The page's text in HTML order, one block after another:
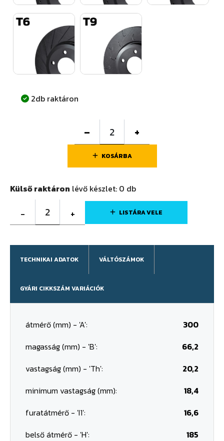
2db raktáron
– +
KOSÁRBA
Külső raktáron lévő készlet: 0 db
- 2 + LISTÁRA VELE
TECHNIKAI ADATOK VÁLTÓSZÁMOK
GYÁRI CIKKSZÁM VARIÁCIÓK
átmérő (mm) - 'A':
300
magasság (mm) - 'B':
66,2
vastagság (mm) - 'Th':
20,2
minimum vastagság (mm):
18,4
furatátmérő - 'I1':
16,6
belső átmérő - 'H':
185